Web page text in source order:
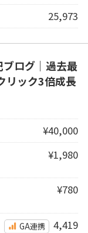
25,973
ブログ｜過去最
リック3倍成長
¥40,000
¥1,980
¥780
GA連携 4,419